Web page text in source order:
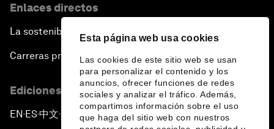
Esta página web usa cookies
Las cookies de este sitio web se usan
para personalizar el contenido y los
anuncios, ofrecer funciones de redes
sociales y analizar el tráfico. Además,
compartimos información sobre el uso
que haga del sitio web con nuestros
Enlaces directos
La sostenibilidad en el Foro
Carreras profesionales
Ediciones en otros idiomas
EN ▪ES▪中文▪ 日本語